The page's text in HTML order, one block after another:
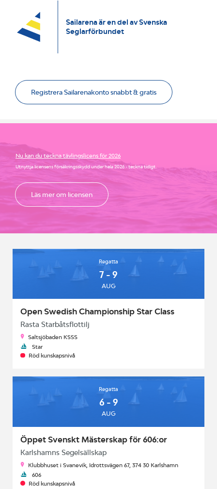
Sailarena är en del av Svenska
Seglarförbundet
Registrera Sailarenakonto snabbt & gratis
Nu kan du teckna tävlingslicens för 2026
Utnyttja licensens försäkringsskydd under hela 2026 - teckna tidigt.
Läs mer om licensen
Regatta
7 - 9
AUG
Open Swedish Championship Star Class
Rasta Starbåtsflottilj
Saltsjöbaden KSSS
Star
Röd kunskapsnivå
Regatta
6 - 9
AUG
Öppet Svenskt Mästerskap för 606:or
Karlshamns Segelsällskap
Klubbhuset i Svanevik, Idrottsvägen 67, 374 30 Karlshamn
606
Röd kunskapsnivå